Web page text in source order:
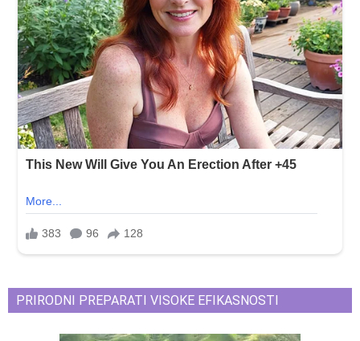
PRIRODNI PREPARATI VISOKE EFIKASNOSTI